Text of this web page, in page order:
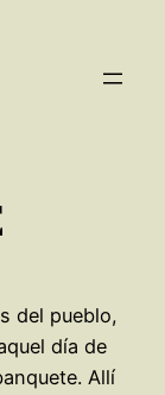
del pueblo,
día de
Allí